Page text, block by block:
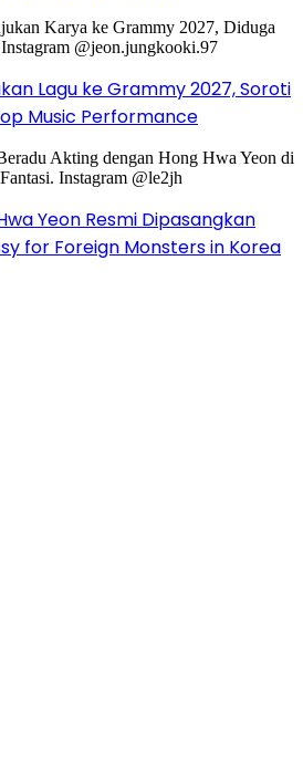
Lagu ke Grammy 2027, Soroti
Music Performance
Yeon Resmi Dipasangkan
for Foreign Monsters in Korea